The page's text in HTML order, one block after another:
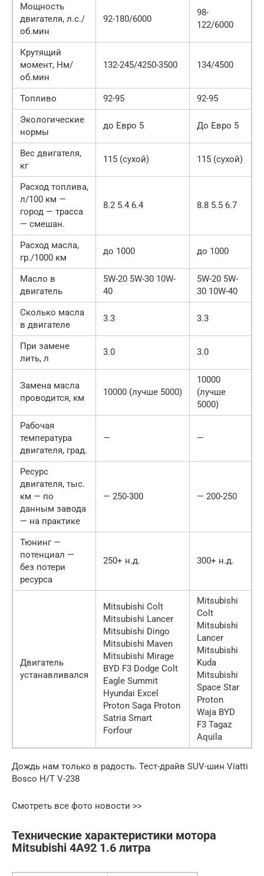
Мощность
двигателя, л.с./
об.мин
92-180/6000
98-
122/6000
Крутящий
момент, Нм/
об.мин
132-245/4250-3500 134/4500
Топливо 92-95
92-95
Экологические
нормы
до Евро 5 До Евро 5
Вес двигателя,
кг
115 (сухой) 115 (сухой)
Расход топлива,
л/100 км —
город — трасса
— смешан.
8.2 5.4 6.4 8.8 5.5 6.7
Расход масла,
гр./1000 км
до 1000 до 1000
Масло в
двигатель
5W-20 5W-30 10W-
40
5W-20 5W-
30 10W-40
Сколько масла
в двигателе
3.3 3.3
При замене
лить, л
3.0 3.0
Замена масла
проводится, км
10000 (лучше 5000)
10000
(лучше
5000)
Рабочая
температура
двигателя, град.
— —
Ресурс
двигателя, тыс.
км — по
данным завода
— на практике
— 250-300 — 200-250
Тюнинг —
потенциал —
без потери
ресурса
250+ н.д. 300+ н.д.
Двигатель
устанавливался
Mitsubishi Colt
Mitsubishi Lancer
Mitsubishi Dingo
Mitsubishi Maven
Mitsubishi Mirage
BYD F3 Dodge Colt
Eagle Summit
Hyundai Excel
Proton Saga Proton
Satria Smart
Forfour
Mitsubishi
Colt
Mitsubishi
Lancer
Mitsubishi
Kuda
Mitsubishi
Space Star
Proton
Waja BYD
F3 Tagaz
Aquila
Дождь нам только в радость. Тест-драйв SUV-шин Viatti
Bosco H/T V-238
Смотреть все фото новости >>
Технические характеристики мотора
Mitsubishi 4A92 1.6 литра